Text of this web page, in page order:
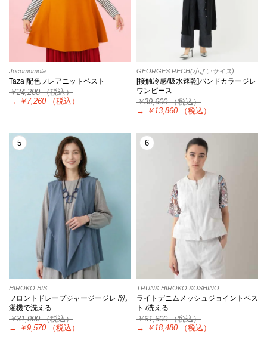
Jocomomola
Taza 配色フレアニットベスト
￥24,200（税込）
→
￥7,260 （税込）
GEORGES RECH(小さいサイズ)
[接触冷感/吸水速乾]バンドカラージレ
ワンピース
￥39,600（税込）
→
￥13,860 （税込）
5
HIROKO BIS
フロントドレープジャージージレ /洗
濯機で洗える
￥31,900（税込）
→
￥9,570 （税込）
6
TRUNK HIROKO KOSHINO
ライトデニムメッシュジョイントベス
ト /洗える
￥61,600（税込）
→
￥18,480 （税込）